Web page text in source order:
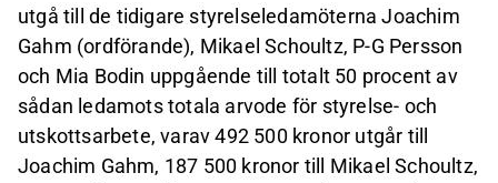
utgå till de tidigare styrelseledamöterna Joachim
Gahm (ordförande), Mikael Schoultz, P-G Persson
och Mia Bodin uppgående till totalt 50 procent av
sådan ledamots totala arvode för styrelse- och
utskottsarbete, varav 492 500 kronor utgår till
Joachim Gahm, 187 500 kronor till Mikael Schoultz,